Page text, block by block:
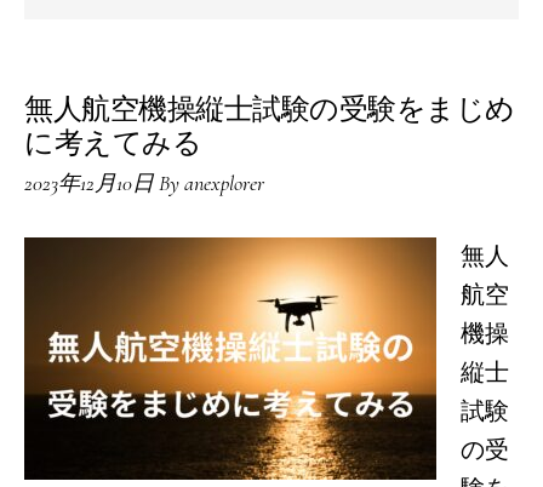
無人航空機操縦士試験の受験をまじめ
に考えてみる
2023年12月10日Byanexplorer
無人
航空
機操
縦士
試験
の受